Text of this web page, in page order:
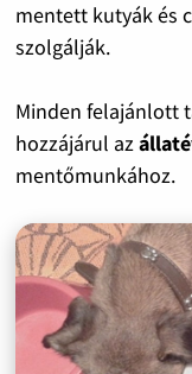
mentett kutyák és
szolgálják.
Minden felajánlott
hozzájárul az
mentőmunkához.